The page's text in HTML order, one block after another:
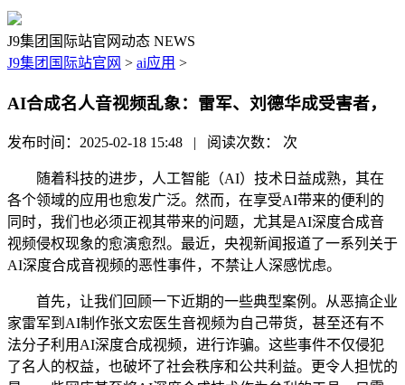
J9集团国际站官网动态 NEWS
J9集团国际站官网 > ai应用 >
AI合成名人音视频乱象：雷军、刘德华成受害者，
发布时间：2025-02-18 15:48 | 阅读次数： 次
随着科技的进步，人工智能（AI）技术日益成熟，其在
各个领域的应用也愈发广泛。然而，在享受AI带来的便利的
同时，我们也必须正视其带来的问题，尤其是AI深度合成音
视频侵权现象的愈演愈烈。最近，央视新闻报道了一系列关于
AI深度合成音视频的恶性事件，不禁让人深感忧虑。
首先，让我们回顾一下近期的一些典型案例。从恶搞企业
家雷军到AI制作张文宏医生音视频为自己带货，甚至还有不
法分子利用AI深度合成视频，进行诈骗。这些事件不仅侵犯
了名人的权益，也破坏了社会秩序和公共利益。更令人担忧的